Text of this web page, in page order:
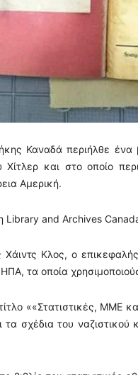
Καναδά περιήλθε ένα
και στο οποίο
Αμερική.
Library and Archives
Κλος, ο
τα οποία
««Στατιστικές, ΜΜΕ
σχέδια του